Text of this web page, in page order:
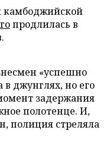
камбоджийской
продлилась в
«успешно
в джунглях, но его
задержания
полотенце. И,
полиция стреляла